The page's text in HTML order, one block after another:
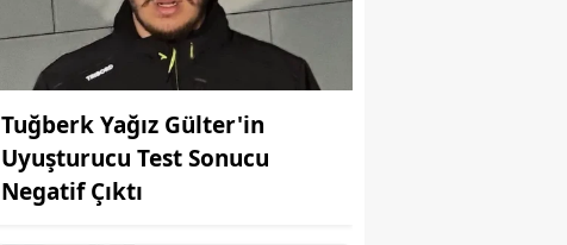
Tuğberk Yağız Gülter'in
Uyuşturucu Test Sonucu
Negatif Çıktı